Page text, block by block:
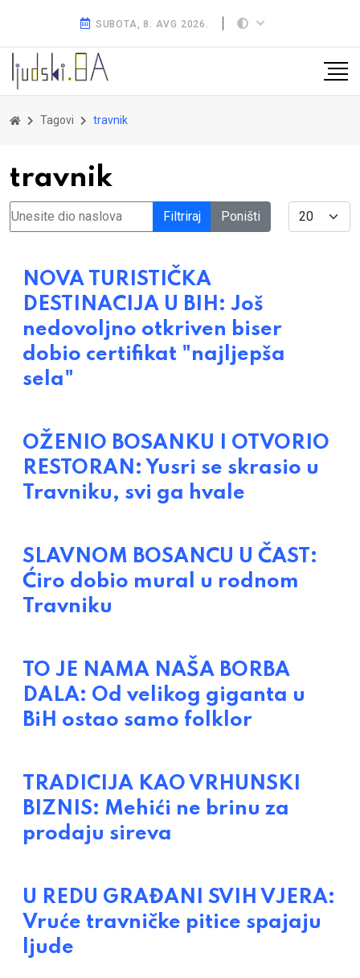
SUBOTA, 8. AVG 2026.
Tagovi travnik
travnik
Unesite dio naslova Filtriraj Poništi Display #
NOVA TURISTIČKA
DESTINACIJA U BIH: Još
nedovoljno otkriven biser
dobio certifikat "najljepša
sela"
OŽENIO BOSANKU I OTVORIO
RESTORAN: Yusri se skrasio u
Travniku, svi ga hvale
SLAVNOM BOSANCU U ČAST:
Ćiro dobio mural u rodnom
Travniku
TO JE NAMA NAŠA BORBA
DALA: Od velikog giganta u
BiH ostao samo folklor
TRADICIJA KAO VRHUNSKI
BIZNIS: Mehići ne brinu za
prodaju sireva
U REDU GRAĐANI SVIH VJERA:
Vruće travničke pitice spajaju
ljude